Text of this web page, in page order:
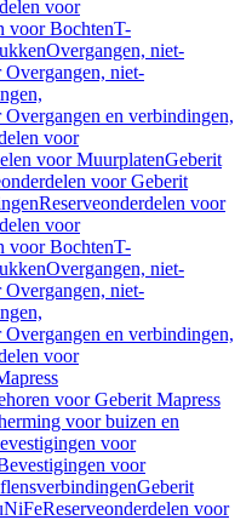
voor
voor BochtenT-
Overgangen, niet-
Overgangen, niet-
en verbindingen,
voor
voor MuurplatenGeberit
voor Geberit
Reserveonderdelen voor
voor
voor BochtenT-
Overgangen, niet-
Overgangen, niet-
en verbindingen,
voor
voor Geberit Mapress
voor buizen en
voor
voor
Geberit
Reserveonderdelen voor